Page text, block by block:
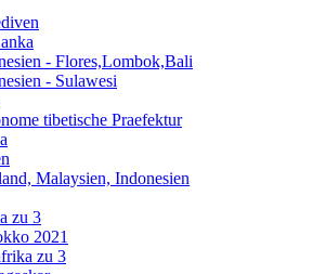
- Flores,Lombok,Bali
- Sulawesi
tibetische Praefektur
Malaysien, Indonesien
zu 3
2021
zu 3